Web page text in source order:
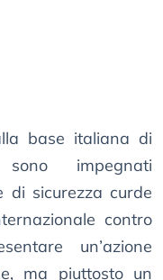
base italiana di
impegnati
di sicurezza curde
contro
un’azione
ma piuttosto un